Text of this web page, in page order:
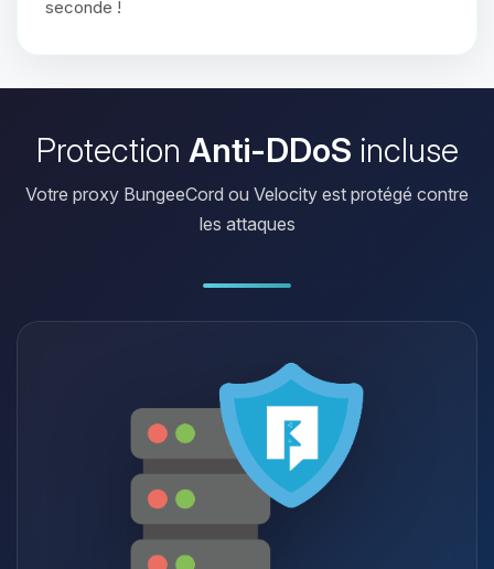
seconde !
Protection Anti-DDoS incluse
Votre proxy BungeeCord ou Velocity est protégé contre
les attaques